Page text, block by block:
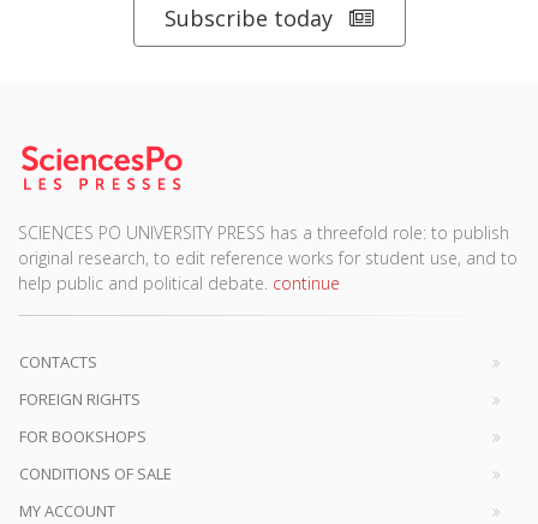
Subscribe today
SCIENCES PO UNIVERSITY PRESS has a threefold role: to publish
original research, to edit reference works for student use, and to
help public and political debate. continue
CONTACTS
FOREIGN RIGHTS
FOR BOOKSHOPS
CONDITIONS OF SALE
MY ACCOUNT